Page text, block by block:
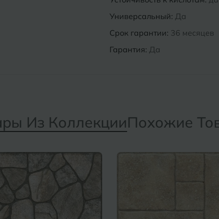
Универсальный: Да
Срок гарантии: 36 месяцев
Гарантия: Да
Из КоллекцииПохожие